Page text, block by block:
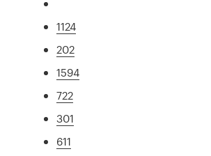
1124
202
1594
722
301
611